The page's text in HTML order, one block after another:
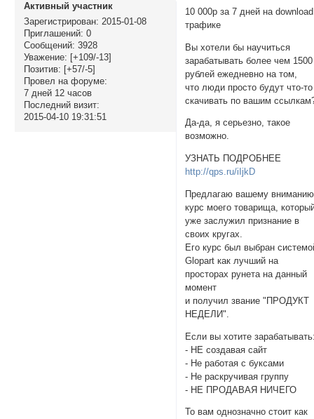
Активный участник
Зарегистрирован: 2015-01-08
Приглашений: 0
Сообщений: 3928
Уважение: [+109/-13]
Позитив: [+57/-5]
Провел на форуме:
7 дней 12 часов
Последний визит:
2015-04-10 19:31:51
10 000р за 7 дней на download
трафике
Вы хотели бы научиться
зарабатывать более чем 1500
рублей ежедневно на том,
что люди просто будут что-то
скачивать по вашим
Да-да, я серьезно, такое
возможно.
УЗНАТЬ ПОДРОБНЕЕ
http://qps.ru/iIjkD
Предлагаю вашему вниманию
курс моего товарища,
уже заслужил признание в
своих кругах.
Его курс был выбран
Glopart как лучший на
просторах рунета на данный
момент
и получил звание "ПРОДУКТ
НЕДЕЛИ".
Если вы хотите
- НЕ создавая сайт
- Не работая с буксами
- Не раскручивая группу
- НЕ ПРОДАВАЯ НИЧЕГО
То вам однозначно стоит как